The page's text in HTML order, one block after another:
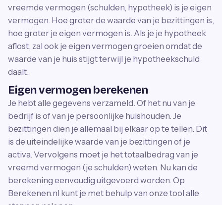
vreemde vermogen (schulden, hypotheek) is je eigen
vermogen. Hoe groter de waarde van je bezittingen is,
hoe groter je eigen vermogen is. Als je je hypotheek
aflost, zal ook je eigen vermogen groeien omdat de
waarde van je huis stijgt terwijl je hypotheekschuld
daalt.
Eigen vermogen berekenen
Je hebt alle gegevens verzameld. Of het nu van je
bedrijf is of van je persoonlijke huishouden. Je
bezittingen dien je allemaal bij elkaar op te tellen. Dit
is de uiteindelijke waarde van je bezittingen of je
activa. Vervolgens moet je het totaalbedrag van je
vreemd vermogen (je schulden) weten. Nu kan de
berekening eenvoudig uitgevoerd worden. Op
Berekenen.nl kunt je met behulp van onze tool alle